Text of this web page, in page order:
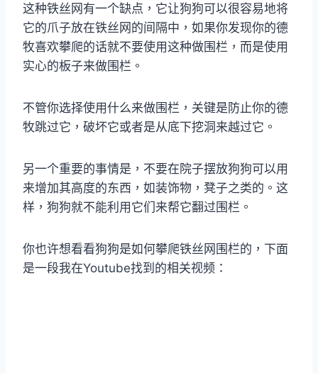
这种铁丝网有一个缺点，它让狗狗可以很容易地将
它的爪子放在铁丝网的间隔中，如果你发现你的德
牧喜欢攀爬的话就不要使用这种做围栏，而是使用
实心的板子来做围栏。
不管你选择使用什么来做围栏，关键是防止你的德
牧跳过它，破坏它或者是从底下挖洞来越过它。
另一个重要的事情是，不要在院子摆放狗狗可以用
来增加其高度的东西，如装饰物，凳子之类的。这
样，狗狗就不能利用它们来帮它翻过围栏。
你也许想看看狗狗是如何攀爬铁丝网围栏的，下面
是一段我在Youtube找到的相关视频：